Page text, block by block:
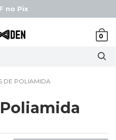
no Pix
0
DE POLIAMIDA